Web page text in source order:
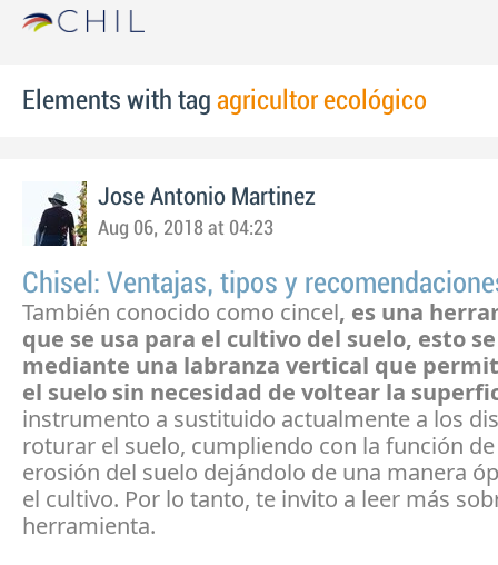
Elements with tag agricultor ecológico
Jose Antonio Martinez
Aug 06, 2018 at 04:23
Chisel: Ventajas, tipos y
También conocido como cincel, es una
que se usa para el cultivo del suelo, esto
mediante una labranza vertical que
el suelo sin necesidad de voltear la
instrumento a sustituido actualmente a los
roturar el suelo, cumpliendo con la función
erosión del suelo dejándolo de una manera
el cultivo. Por lo tanto, te invito a leer más
herramienta.